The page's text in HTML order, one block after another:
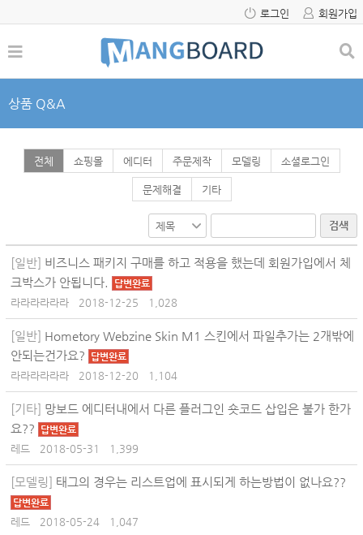
로그인 회원가입
상품 Q&A
전체 쇼핑몰 에디터 주문제작 모델링 소셜로그인
문제해결 기타
검색
[일반] 비즈니스 패키지 구매를 하고 적용을 했는데 회원가입에서 체
크박스가 안됩니다.
답변완료
라라라라라라 2018-12-25 1,028
[일반] Hometory Webzine Skin M1 스킨에서 파일추가는 2개밖에
안되는건가요?
답변완료
라라라라라라 2018-12-20 1,104
[기타] 망보드 에디터내에서 다른 플러그인 숏코드 삽입은 불가 한가
요??
답변완료
레드 2018-05-31 1,399
[모델링] 태그의 경우는 리스트업에 표시되게 하는방법이 없나요??
답변완료
레드 2018-05-24 1,047